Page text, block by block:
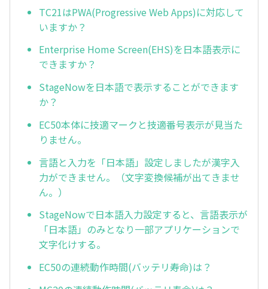
TC21はPWA(Progressive Web Apps)に対応して
いますか？
Enterprise Home Screen(EHS)を日本語表示に
できますか？
StageNowを日本語で表示することができます
か？
EC50本体に技適マークと技適番号表示が見当た
りません。
言語と入力を「日本語」設定しましたが漢字入
力ができません。（文字変換候補が出てきませ
ん。）
StageNowで日本語入力設定すると、言語表示が
「日本語」のみとなり一部アプリケーションで
文字化けする。
EC50の連続動作時間(バッテリ寿命)は？